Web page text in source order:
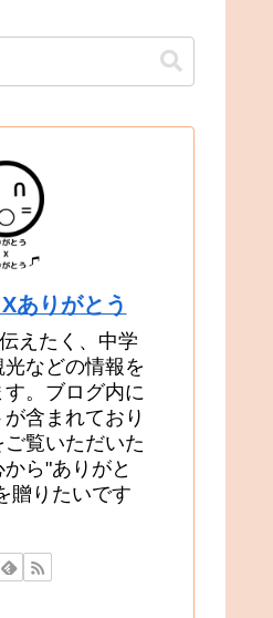
ありがとう
えたく、中学
などの情報を
。ブログ内に
含まれており
覧いただいた
ら"ありがと
贈りたいです